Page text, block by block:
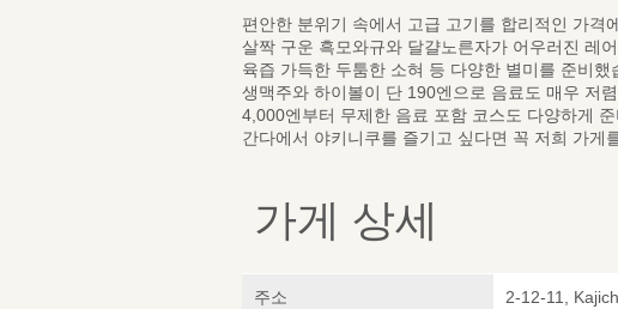
편안한 분위기 속에서 고급 고기를 합리적인 가격
살짝 구운 흑모와규와 달걀노른자가 어우러진 레
육즙 가득한 두툼한 소혀 등 다양한 별미를 준비했
생맥주와 하이볼이 단 190엔으로 음료도 매우 저
4,000엔부터 무제한 음료 포함 코스도 다양하게 준
간다에서 야키니쿠를 즐기고 싶다면 꼭 저희 가게
가게 상세
주소 2-12-11,